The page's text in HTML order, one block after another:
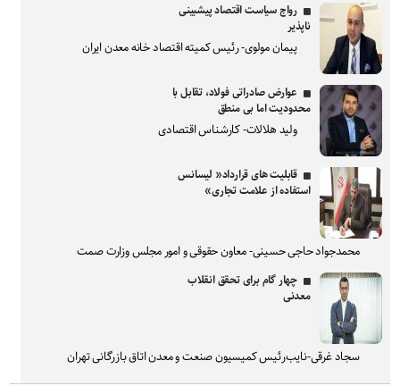
رواج سیاست اقتصاد پیشبینی
ناپذیر
پیمان مولوی- رئیس کمیته اقتصاد خانه معدن ایران
عوارض صادراتی فولاد، تقابل با
محدودیت اما بی منطق
ولید هلالات- کارشناس اقتصادی
قابلیت های قرارداد« لیسانس
استفاده از علامت تجاری»
محمدجواد حاجی حسینی- معاون حقوقی و امور مجلس وزارت صمت
چهار گام برای تحقق انقلاب
معدنی
سجاد غرقی-نایب‌رئیس کمیسیون صنعت و معدن اتاق بازرگانی تهران